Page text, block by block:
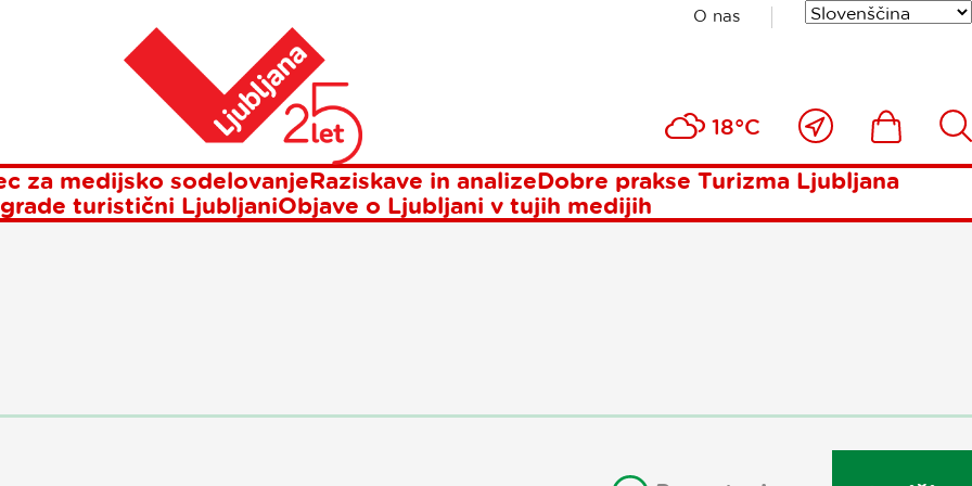
O nas
18°C
Blizu
mene
Ikona Išči
za medijsko sodelovanjeRaziskave in analizeDobre prakse Turizma Ljubljana
turistični LjubljaniObjave o Ljubljani v tujih medijih
za javnost